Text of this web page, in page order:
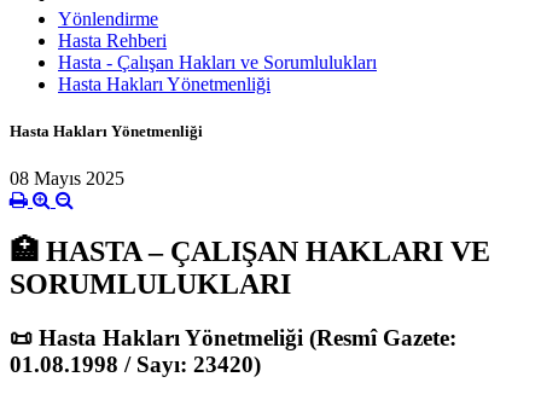
Yönlendirme
Hasta Rehberi
Hasta - Çalışan Hakları ve Sorumlulukları
Hasta Hakları Yönetmenliği
Hasta Hakları Yönetmenliği
08 Mayıs 2025
🏥 HASTA – ÇALIŞAN HAKLARI VE
SORUMLULUKLARI
📜 Hasta Hakları Yönetmeliği (Resmî Gazete:
01.08.1998 / Sayı: 23420)